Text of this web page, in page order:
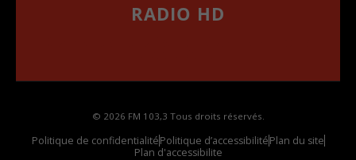
RADIO HD
© 2026 FM 103,3 Tous droits réservés.
Politique de confidentialitéPolitique d’accessibilitéPlan du site
Plan d'accessibilite